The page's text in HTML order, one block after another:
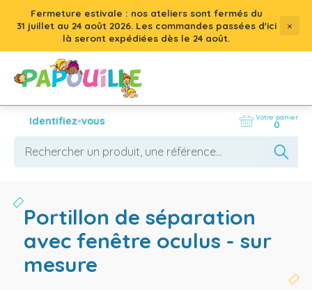
Fermeture estivale : nos ateliers sont fermés du
31 juillet au 24 août 2026. Les commandes passées d'ici
là seront expédiées dès le 24 août.
×
Identifiez-vous Votre panier
0
portillon de séparation
avec fenêtre oculus - sur
mesure